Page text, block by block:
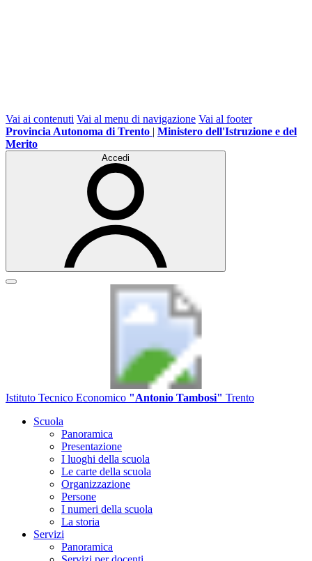
Vai ai contenuti Vai al menu di navigazione Vai al footer
Provincia Autonoma di Trento | Ministero dell'Istruzione e del
Merito
Accedi
Istituto Tecnico Economico "Antonio Tambosi" Trento
Scuola
Panoramica
Presentazione
I luoghi della scuola
Le carte della scuola
Organizzazione
Persone
I numeri della scuola
La storia
Servizi
Panoramica